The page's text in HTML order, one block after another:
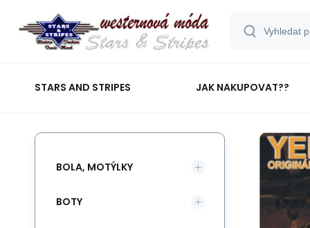
STARS AND STRIPES JAK NAKUPOVAT??
BOLA, MOTÝLKY
BOTY